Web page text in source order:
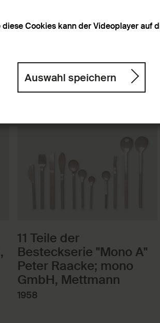
11 Teile der
Besteckserie "Mono A"
Peter Raacke; mono
GmbH, Mettmann
1958
Cookies kann der Videoplayer auf
Auswahl speichern